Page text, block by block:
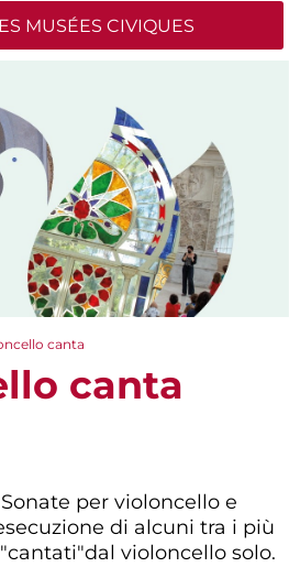
MUSÉES CIVIQUES
canta
canta
per violoncello e
di alcuni tra i più
violoncello solo.